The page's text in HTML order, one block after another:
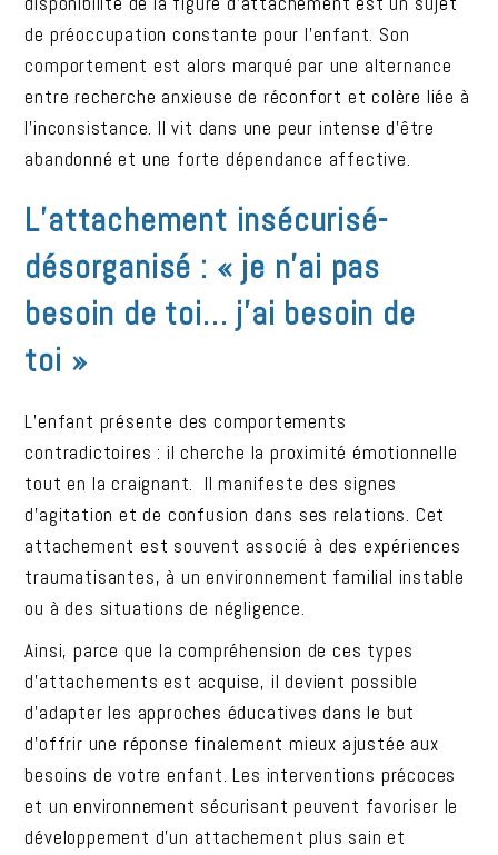
de préoccupation constante pour l’enfant. Son
comportement est alors marqué par une alternance
entre recherche anxieuse de réconfort et colère liée à
l’inconsistance. Il vit dans une peur intense d’être
abandonné et une forte dépendance affective.
L’attachement insécurisé-
désorganisé : « je n’ai pas
besoin de toi… j’ai besoin de
toi »
L’enfant présente des comportements
contradictoires : il cherche la proximité émotionnelle
tout en la craignant. Il manifeste des signes
d’agitation et de confusion dans ses relations. Cet
attachement est souvent associé à des expériences
traumatisantes, à un environnement familial instable
ou à des situations de négligence.
Ainsi, parce que la compréhension de ces types
d’attachements est acquise, il devient possible
d’adapter les approches éducatives dans le but
d’offrir une réponse finalement mieux ajustée aux
besoins de votre enfant. Les interventions précoces
et un environnement sécurisant peuvent favoriser le
développement d’un attachement plus sain et